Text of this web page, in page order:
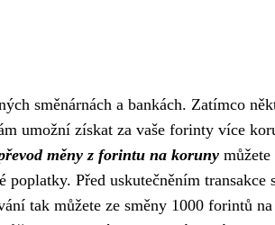
směnárnách a bankách. Zatímco
umožní získat za vaše forinty více
měny z forintu na koruny
Před uskutečněním transakce
tak můžete ze směny 1000 forintů na